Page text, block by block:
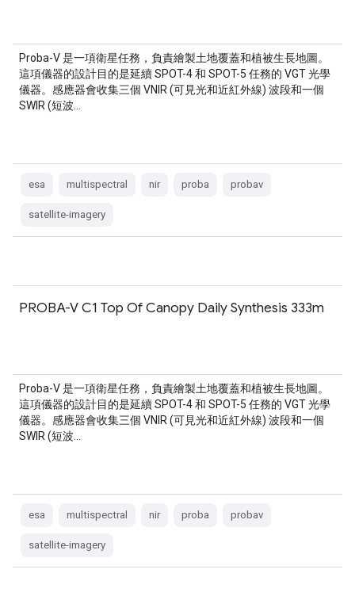
Proba-V 是一項衛星任務，負責繪製土地覆蓋和植被生長地圖。
這項儀器的設計目的是延續 SPOT-4 和 SPOT-5 任務的 VGT 光學
儀器。感應器會收集三個 VNIR (可見光和近紅外線) 波段和一個
SWIR (短波…
esa multispectral nir proba probav
satellite-imagery
PROBA-V C1 Top Of Canopy Daily Synthesis 333m
Proba-V 是一項衛星任務，負責繪製土地覆蓋和植被生長地圖。
這項儀器的設計目的是延續 SPOT-4 和 SPOT-5 任務的 VGT 光學
儀器。感應器會收集三個 VNIR (可見光和近紅外線) 波段和一個
SWIR (短波…
esa multispectral nir proba probav
satellite-imagery